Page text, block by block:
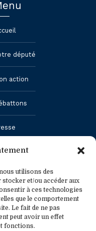
utilisons des
et/ou accéder aux
à ces technologies
que le comportement
Le fait de ne pas
peut avoir un effet
fonctions.
député
action
presse
presse@fredericpetit.eu